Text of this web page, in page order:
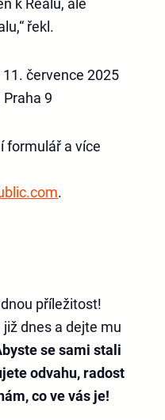
k Realu, ale
řekl.
července 2025
Praha 9
formulář a více
.
příležitost!
dnes a dejte mu
se sami stali
odvahu, radost
co ve vás je!